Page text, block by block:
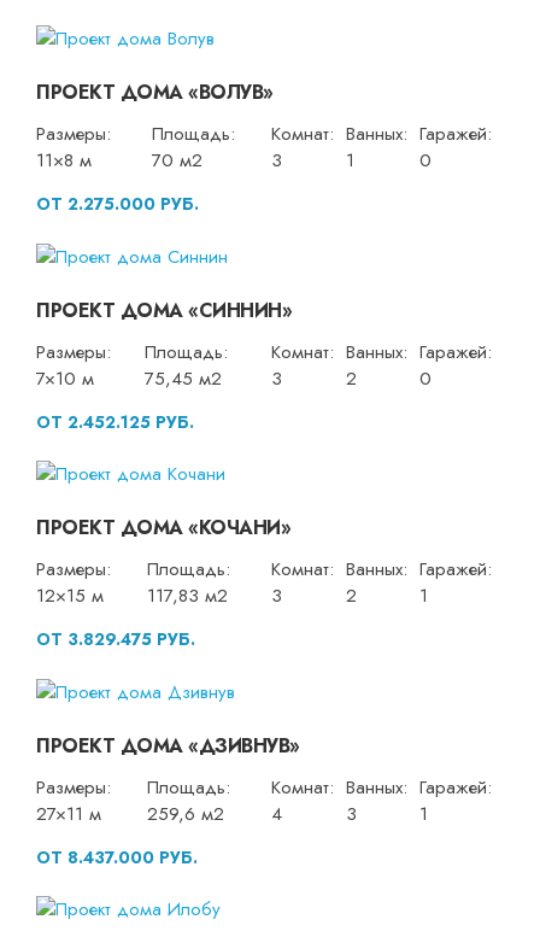
ПРОЕКТ ДОМА «ВОЛУВ»
Размеры:
11×8 м
Площадь:
70 м2
Комнат:
3
Ванных:
1
Гаражей:
0
ОТ 2.275.000 РУБ.
ПРОЕКТ ДОМА «СИННИН»
Размеры:
7×10 м
Площадь:
75,45 м2
Комнат:
3
Ванных:
2
Гаражей:
0
ОТ 2.452.125 РУБ.
ПРОЕКТ ДОМА «КОЧАНИ»
Размеры:
12×15 м
Площадь:
117,83 м2
Комнат:
3
Ванных:
2
Гаражей:
1
ОТ 3.829.475 РУБ.
ПРОЕКТ ДОМА «ДЗИВНУВ»
Размеры:
27×11 м
Площадь:
259,6 м2
Комнат:
4
Ванных:
3
Гаражей:
1
ОТ 8.437.000 РУБ.